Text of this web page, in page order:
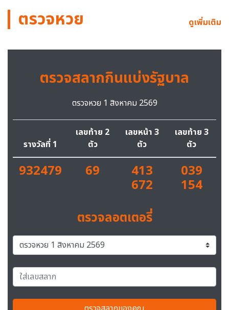
ตรวจหวย ดูเพิ่มเติม
ตรวจสลากกินแบ่งรัฐบาล
ตรวจหวย 1 สิงหาคม 2569
รางวัลที่ 1
เลขท้าย 2
ตัว
เลขหน้า 3
ตัว
เลขท้าย 3
ตัว
932479 69 413
672
039
154
ตรวจลอตเตอรี่